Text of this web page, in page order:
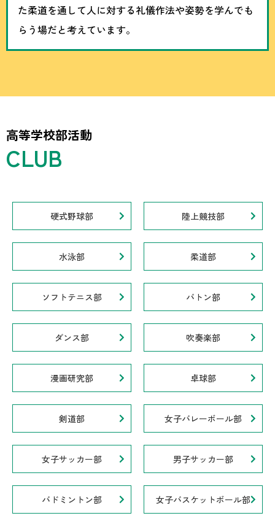
た柔道を通して人に対する礼儀作法や姿勢を学んでも
らう場だと考えています。
高等学校部活動
硬式野球部 陸上競技部
水泳部 柔道部
ソフトテニス部 バトン部
ダンス部 吹奏楽部
漫画研究部 卓球部
剣道部 女子バレーボール部
女子サッカー部 男子サッカー部
バドミントン部 女子バスケットボール部